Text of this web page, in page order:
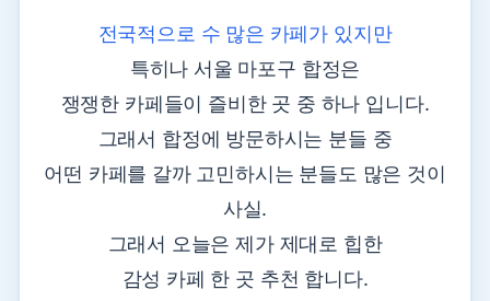
전국적으로 수 많은 카페가 있지만
특히나 서울 마포구 합정은
쟁쟁한 카페들이 즐비한 곳 중 하나 입니다.
그래서 합정에 방문하시는 분들 중
어떤 카페를 갈까 고민하시는 분들도 많은 것이
사실.
그래서 오늘은 제가 제대로 힙한
감성 카페 한 곳 추천 합니다.